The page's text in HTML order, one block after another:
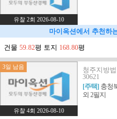
유찰 2회 2026-08-10
마이옥션에서 추천하
건물 59.82평 토지 168.80평
3일 남음
유찰 4회 2026-08-10
청주지방
30621
[주택] 충청
외 2필지